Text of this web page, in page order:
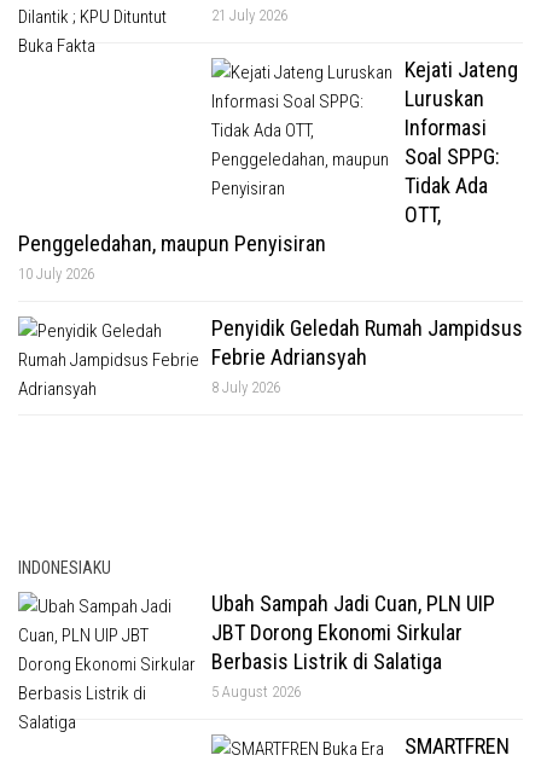
21 July 2026
Kejati Jateng
Luruskan
Informasi
Soal SPPG:
Tidak Ada
OTT,
Penggeledahan, maupun Penyisiran
10 July 2026
Penyidik Geledah Rumah Jampidsus
Febrie Adriansyah
8 July 2026
INDONESIAKU
Ubah Sampah Jadi Cuan, PLN UIP
JBT Dorong Ekonomi Sirkular
Berbasis Listrik di Salatiga
5 August 2026
SMARTFREN